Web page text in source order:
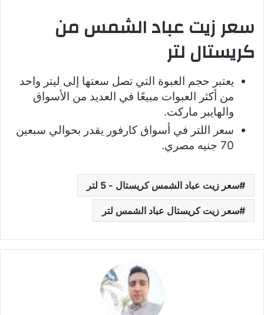
سعر زيت عباد الشمس من
كريستال لتر
يعتبر حجم العبوة التي تصل سعتها إلى ليتر واحد
من أكثر العبوات مبيعًا في العديد من الأسواق
والهايبر ماركت.
سعر اللتر في أسواق كارفور يقدر بحوالي سبعين
70 جنيه مصري.
سعر زيت عباد الشمس كريستال - 5 لتر
سعر زيت كريستال عباد الشمس لتر